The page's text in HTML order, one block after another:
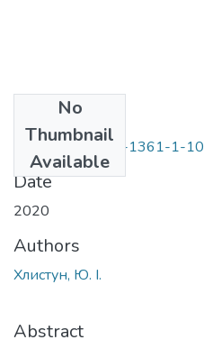
No
Thumbnail
Available
387-Текст статті-1361-1-
Date
2020
Authors
Хлистун, Ю. І.
Abstract